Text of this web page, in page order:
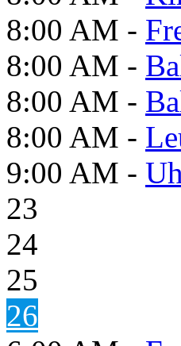
8:00 AM -
8:00 AM -
8:00 AM -
8:00 AM -
9:00 AM -
23
24
25
26